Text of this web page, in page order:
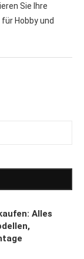
Sie Ihre
Hobby und
Alles